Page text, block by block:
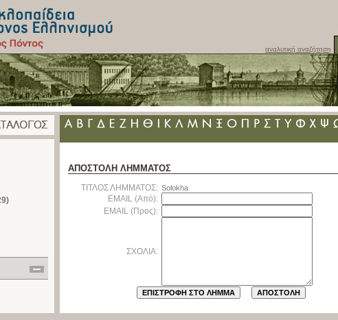
αναλυτική αναζήτηση
ΑΠΟΣΤΟΛΗ ΛΗΜΜΑΤΟΣ
ΤΙΤΛΟΣ ΛΗΜΜΑΤΟΣ: Solokha
EMAIL (Από):
EMAIL (Προς):
ΣΧΟΛΙΑ: